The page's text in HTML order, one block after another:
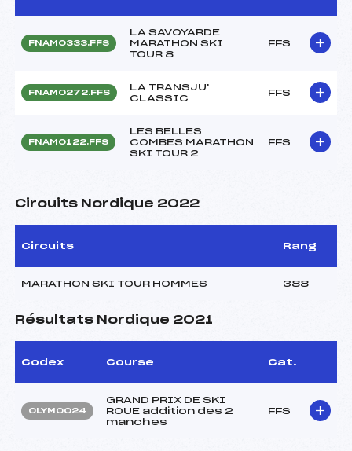
FNAM0333.FFS
LA SAVOYARDE
MARATHON SKI
TOUR 8
FFS
FNAM0272.FFS
LA TRANSJU'
CLASSIC
FFS
FNAM0122.FFS
LES BELLES
COMBES MARATHON
SKI TOUR 2
FFS
Circuits Nordique 2022
Circuits Rang
MARATHON SKI TOUR HOMMES 388
Résultats Nordique 2021
Codex Course Cat.
OLYM0024
GRAND PRIX DE SKI
ROUE addition des 2
manches
FFS